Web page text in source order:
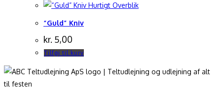
Hurtigt Overblik
“Guld” Kniv
kr. 5,00
Tilføj til kurv